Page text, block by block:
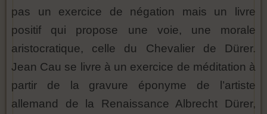
pas un exercice de négation mais un livre
positif qui propose une voie, une morale
aristocratique, celle du Chevalier de Dürer.
Jean Cau se livre à un exercice de méditation à
partir de la gravure éponyme de l’artiste
allemand de la Renaissance Albrecht Dürer,